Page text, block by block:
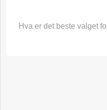
Hva er det beste valget